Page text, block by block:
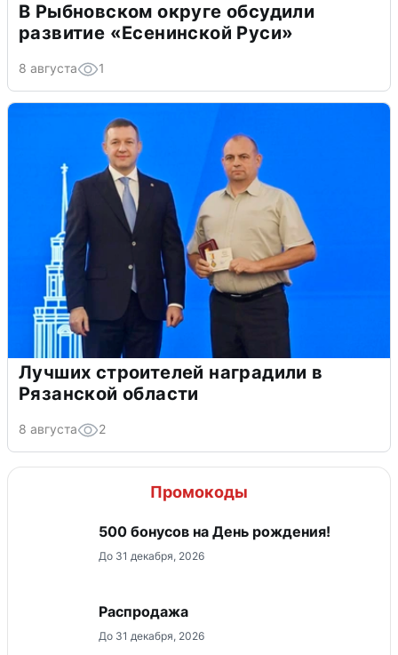
В Рыбновском округе обсудили
развитие «Есенинской Руси»
8 августа 1
Лучших строителей наградили в
Рязанской области
8 августа 2
Промокоды
500 бонусов на День рождения!
До 31 декабря, 2026
Распродажа
До 31 декабря, 2026